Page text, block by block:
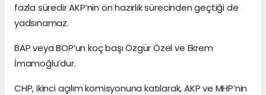
fazla süredir AKP’nin ön hazırlık sürecinden geçtiği de
yadsınamaz.
BAP veya BOP’un koç başı Özgür Özel ve Ekrem
İmamoğlu’dur.
CHP, ikinci açılım komisyonuna katılarak, AKP ve MHP’nin